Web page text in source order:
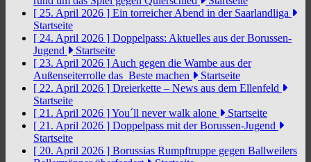
[ 25. April 2026 ] Ein torreicher Abend in der Saarlandliga
Startseite
[ 24. April 2026 ] Doppelpass: Aktuelles aus der Borussen-
Jugend
Startseite
[ 23. April 2026 ] Auch gegen die Wambe aus der
Außenseiterrolle das Beste machen
Startseite
[ 22. April 2026 ] Dreierkette – News aus dem Ellenfeld
Startseite
[ 21. April 2026 ]You´ll never walk alone
Startseite
[ 21. April 2026 ] Doppelpass mit der Borussen-Jugend
Startseite
[ 20. April 2026 ] Borussias Rumpftruppe gegen Ballweilers